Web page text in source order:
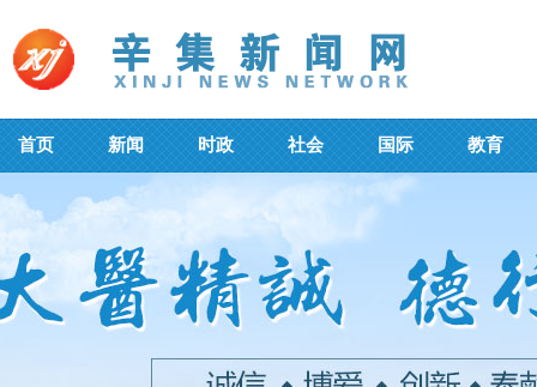
首页 新闻 时政 社会 国际 教育